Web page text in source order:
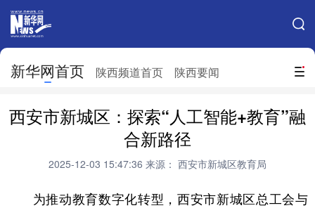
搜索
新华网首页 陕西频道首页 陕西要闻
网站地图
北京 天津 河北 山西
辽宁 吉林 上海 江苏
西安市新城区：探索“人工智能+教育”融
合新路径
2025-12-03 15:47:36 来源： 西安市新城区教育局
为推动教育数字化转型，西安市新城区总工会与